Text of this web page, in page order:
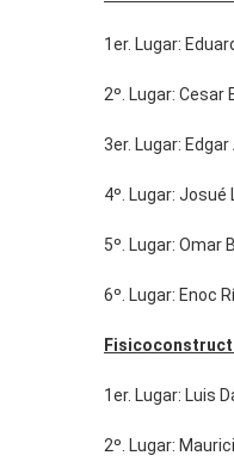
1er. Lugar:
2º. Lugar: Cesar
3er. Lugar:
4º. Lugar: Josué
5º. Lugar: Omar
6º. Lugar: Enoc
1er. Lugar: Luis
2º. Lugar: